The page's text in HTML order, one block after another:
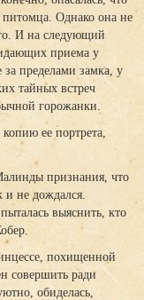
питомца. Однако она не
И на следующий
приема у
за пределами замка, у
тайных встреч
горожанки.
ее портрета,
признания, что
и не дождался.
выяснить, кто
похищенной
совершить ради
обиделась,